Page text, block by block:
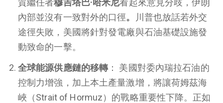
質繼任者穆吉塔巴·哈米尼看起來意見分歧，伊朗
內部並沒有一致對外的口徑。
川普也放話若外交
途徑失敗，美國將針對發電廠與石油基礎設施發
動致命的一擊。
全球能源供應鏈的移轉： 美國對委內瑞拉石油的
控制力增強，加上本土產量激增，將讓荷姆茲海
峽（Strait of Hormuz）的戰略重要性下降。正如